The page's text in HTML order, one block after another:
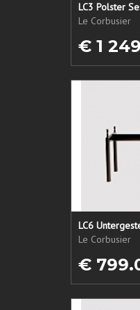
LC3 Polster
Le Corbusier
€ 1
LC6
Le Corbusier
€